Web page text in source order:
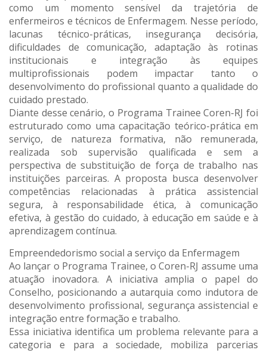
como um momento sensível da trajetória de
enfermeiros e técnicos de Enfermagem. Nesse período,
lacunas técnico-práticas, insegurança decisória,
dificuldades de comunicação, adaptação às rotinas
institucionais e integração às equipes
multiprofissionais podem impactar tanto o
desenvolvimento do profissional quanto a qualidade do
cuidado prestado.
Diante desse cenário, o Programa Trainee Coren-RJ foi
estruturado como uma capacitação teórico-prática em
serviço, de natureza formativa, não remunerada,
realizada sob supervisão qualificada e sem a
perspectiva de substituição de força de trabalho nas
instituições parceiras. A proposta busca desenvolver
competências relacionadas à prática assistencial
segura, à responsabilidade ética, à comunicação
efetiva, à gestão do cuidado, à educação em saúde e à
aprendizagem contínua.
Empreendedorismo social a serviço da Enfermagem
Ao lançar o Programa Trainee, o Coren-RJ assume uma
atuação inovadora. A iniciativa amplia o papel do
Conselho, posicionando a autarquia como indutora de
desenvolvimento profissional, segurança assistencial e
integração entre formação e trabalho.
Essa iniciativa identifica um problema relevante para a
categoria e para a sociedade, mobiliza parcerias